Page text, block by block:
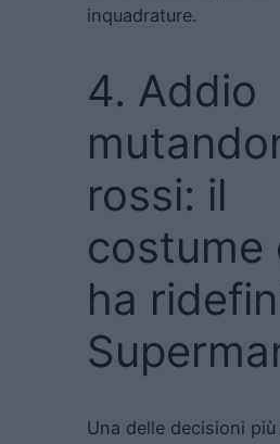
inquadrature.
4. Addio
rossi: il
costume
ha
Una delle decisioni